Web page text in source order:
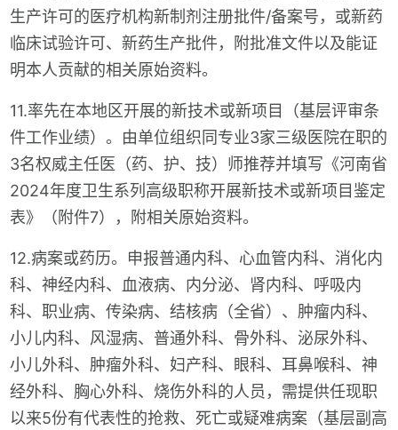
生产许可的医疗机构新制剂注册批件/备案号，或新药
临床试验许可、新药生产批件，附批准文件以及能证
明本人贡献的相关原始资料。
11.率先在本地区开展的新技术或新项目（基层评审条
件工作业绩）。由单位组织同专业3家三级医院在职的
3名权威主任医（药、护、技）师推荐并填写《河南省
2024年度卫生系列高级职称开展新技术或新项目鉴定
表》（附件7），附相关原始资料。
12.病案或药历。申报普通内科、心血管内科、消化内
科、神经内科、血液病、内分泌、肾内科、呼吸内
科、职业病、传染病、结核病（全省）、肿瘤内科、
小儿内科、风湿病、普通外科、骨外科、泌尿外科、
小儿外科、肿瘤外科、妇产科、眼科、耳鼻喉科、神
经外科、胸心外科、烧伤外科的人员，需提供任现职
以来5份有代表性的抢救、死亡或疑难病案（基层副高